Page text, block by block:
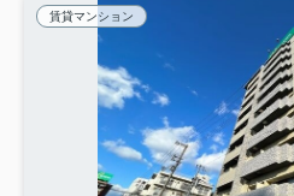
賃貸マンション